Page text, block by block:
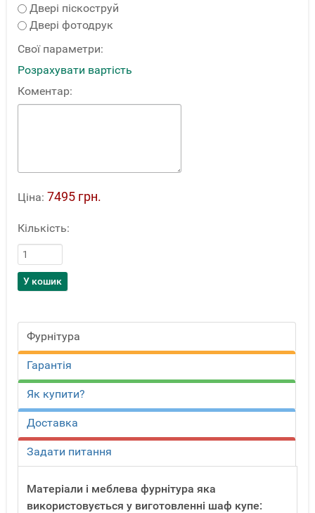
Двері піскоструй
Двері фотодрук
Свої параметри:
Розрахувати вартість
Коментар:
Ціна: 7495 грн.
Кількість:
Фурнітура
Гарантія
Як купити?
Доставка
Задати питання
Матеріали і меблева фурнітура яка
використовується у виготовленні шаф купе: